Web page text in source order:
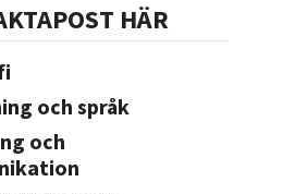
HÄR
och språk
och